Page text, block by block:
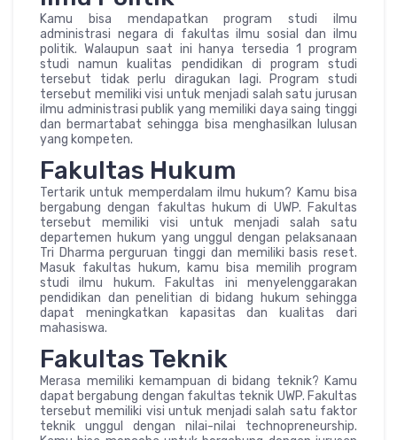
Kamu bisa mendapatkan program studi ilmu
administrasi negara di fakultas ilmu sosial dan ilmu
politik. Walaupun saat ini hanya tersedia 1 program
studi namun kualitas pendidikan di program studi
tersebut tidak perlu diragukan lagi. Program studi
tersebut memiliki visi untuk menjadi salah satu jurusan
ilmu administrasi publik yang memiliki daya saing tinggi
dan bermartabat sehingga bisa menghasilkan lulusan
yang kompeten.
Fakultas Hukum
Tertarik untuk memperdalam ilmu hukum? Kamu bisa
bergabung dengan fakultas hukum di UWP. Fakultas
tersebut memiliki visi untuk menjadi salah satu
departemen hukum yang unggul dengan pelaksanaan
Tri Dharma perguruan tinggi dan memiliki basis reset.
Masuk fakultas hukum, kamu bisa memilih program
studi ilmu hukum. Fakultas ini menyelenggarakan
pendidikan dan penelitian di bidang hukum sehingga
dapat meningkatkan kapasitas dan kualitas dari
mahasiswa.
Fakultas Teknik
Merasa memiliki kemampuan di bidang teknik? Kamu
dapat bergabung dengan fakultas teknik UWP. Fakultas
tersebut memiliki visi untuk menjadi salah satu faktor
teknik unggul dengan nilai-nilai technopreneurship.